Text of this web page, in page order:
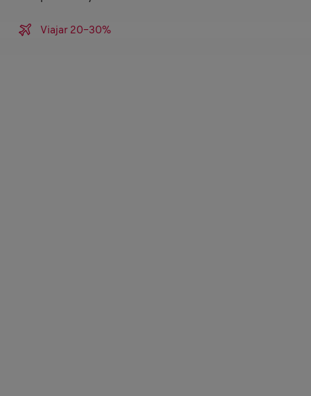
Viajar 20-30%